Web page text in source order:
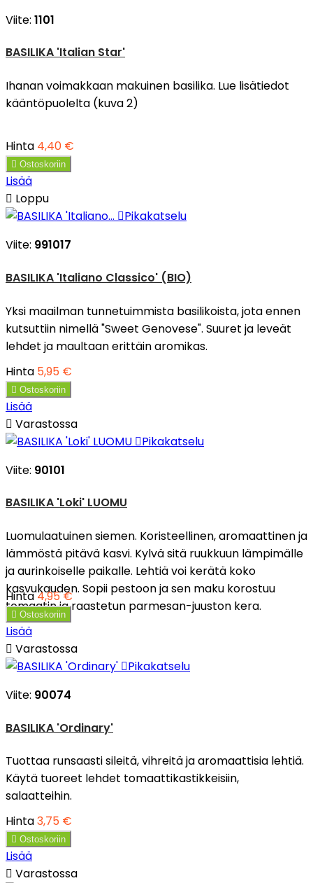
Viite: 1101
BASILIKA 'Italian Star'
Ihanan voimakkaan makuinen basilika. Lue lisätiedot
kääntöpuolelta (kuva 2)
Hinta 4,40 €
 Ostoskoriin
Lisää
 Loppu
Pikakatselu
Viite: 991017
BASILIKA 'Italiano Classico' (BIO)
Yksi maailman tunnetuimmista basilikoista, jota ennen
kutsuttiin nimellä "Sweet Genovese". Suuret ja leveät
lehdet ja maultaan erittäin aromikas.
Hinta 5,95 €
 Ostoskoriin
Lisää
 Varastossa
Pikakatselu
Viite: 90101
BASILIKA 'Loki' LUOMU
Luomulaatuinen siemen. Koristeellinen, aromaattinen ja
lämmöstä pitävä kasvi. Kylvä sitä ruukkuun lämpimälle
ja aurinkoiselle paikalle. Lehtiä voi kerätä koko
kasvukauden. Sopii pestoon ja sen maku korostuu
tomaatin ja raastetun parmesan-juuston kera.
Hinta 4,95 €
 Ostoskoriin
Lisää
 Varastossa
Pikakatselu
Viite: 90074
BASILIKA 'Ordinary'
Tuottaa runsaasti sileitä, vihreitä ja aromaattisia lehtiä.
Käytä tuoreet lehdet tomaattikastikkeisiin,
salaatteihin.
Hinta3,75 €
 Ostoskoriin
Lisää
 Varastossa